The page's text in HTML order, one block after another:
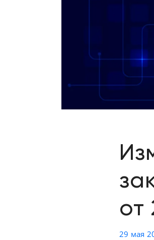
8 (800) 500-90-93
от
29 мая